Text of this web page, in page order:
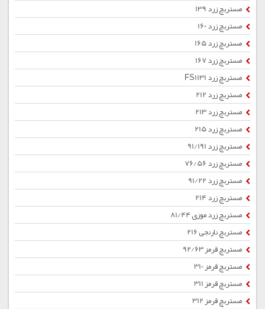
مستربچ زرد 139
مستربچ زرد 160
مستربچ زرد 165
مستربچ زرد 167
مستربچ زرد FS1131
مستربچ زرد 212
مستربچ زرد 213
مستربچ زرد 215
مستربچ زرد 91/191
مستربچ زرد 76/56
مستربچ زرد 91/22
مستربچ زرد 214
مستربچ زرد موزی 81/44
مستربچ نارنجی 216
مستربچ قرمز 92/63
مستربچ قرمز 310
مستربچ قرمز 311
مستربچ قرمز 312